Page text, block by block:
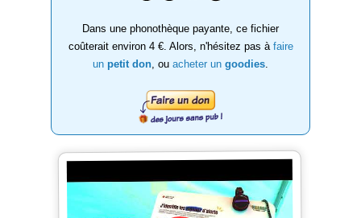
Dans une phonothèque payante, ce fichier
coûterait environ 4 €. Alors, n'hésitez pas à faire
un petit don , ou acheter un goodies